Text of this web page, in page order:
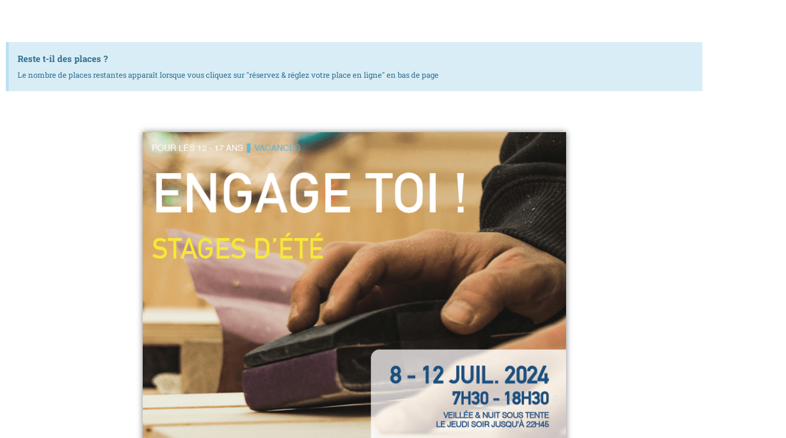
Reste t-il des places ?
Le nombre de places restantes apparaît lorsque vous cliquez sur "réservez & réglez votre place en ligne" en bas de page